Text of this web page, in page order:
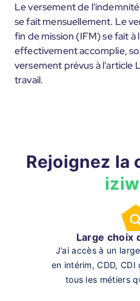
Le versement de
se fait mensuellement. Le
fin de mission (IFM) se fait à
effectivement accomplie,
versement prévus à l'article
travail.
Rejoignez la
Large choix
J’ai accès à un
en intérim, CDD,
tous les métiers